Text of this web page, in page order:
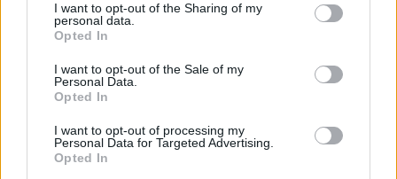
I want to opt-out of the Sharing of my
personal data.
Opted In
I want to opt-out of the Sale of my
Personal Data.
Opted In
I want to opt-out of processing my
Personal Data for Targeted Advertising.
Opted In
Όλοι ψάχνουν να βρουν ποιος είναι –
Ζωντανός Πασίγνωστος Έλληνας
θρύλος σε νεαρή ηλικία